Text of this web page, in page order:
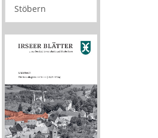
Stöbern